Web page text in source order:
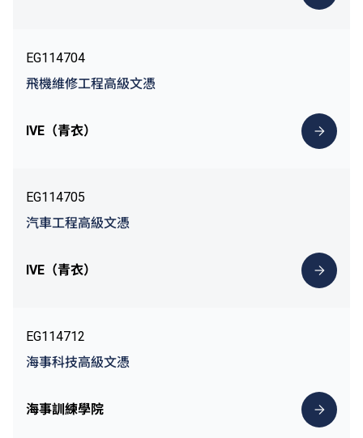
EG114704
飛機維修工程高級文憑
IVE（青衣）
EG114705
汽車工程高級文憑
IVE（青衣）
EG114712
海事科技高級文憑
海事訓練學院